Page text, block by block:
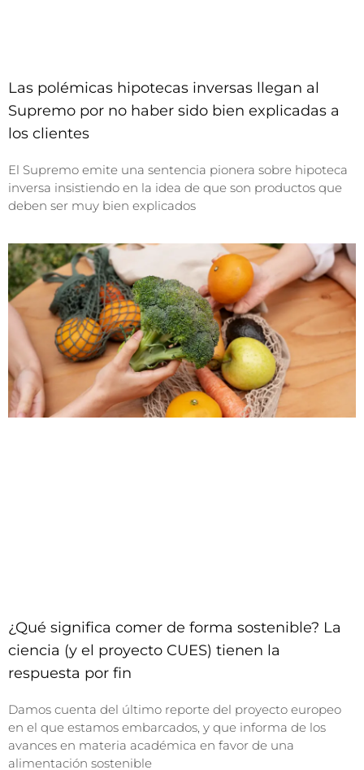
Las polémicas hipotecas inversas llegan al
Supremo por no haber sido bien explicadas a
los clientes
El Supremo emite una sentencia pionera sobre hipoteca
inversa insistiendo en la idea de que son productos que
deben ser muy bien explicados
¿Qué significa comer de forma sostenible? La
ciencia (y el proyecto CUES) tienen la
respuesta por fin
Damos cuenta del último reporte del proyecto europeo
en el que estamos embarcados, y que informa de los
avances en materia académica en favor de una
alimentación sostenible